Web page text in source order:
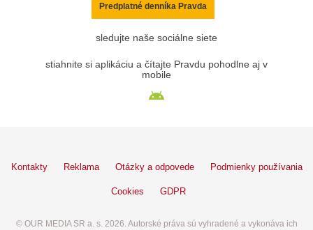
Predplatné denníka Pravda
sledujte naše sociálne siete
stiahnite si aplikáciu a čítajte Pravdu pohodlne aj v
mobile
Kontakty Reklama Otázky a odpovede Podmienky používania
Cookies GDPR
© OUR MEDIA SR a. s. 2026. Autorské práva sú vyhradené a vykonáva ich